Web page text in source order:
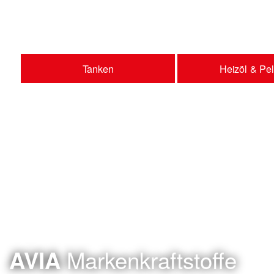
Tanken Heizöl &
AVIAMarkenkraftstoffe